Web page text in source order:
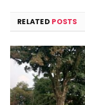
RELATED POSTS